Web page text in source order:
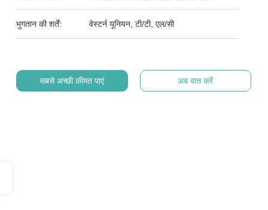
भुगतान की शर्तें: वेस्टर्न यूनियन, टी/टी, एल/सी
सबसे अच्छी कीमत पाएं अब बात करें